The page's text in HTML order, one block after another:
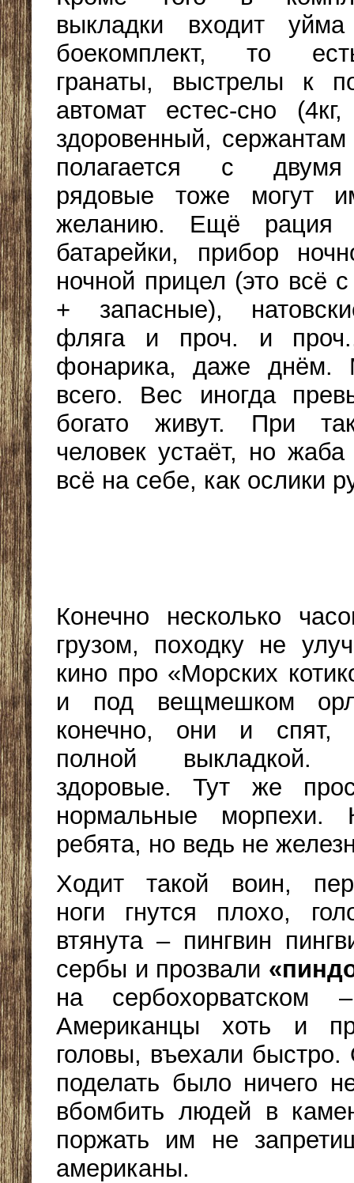
выкладки входит
боекомплект, то
гранаты, выстрелы к
автомат естес-сно
здоровенный,
полагается с
рядовые тоже могут
желанию. Ещё рация
батарейки, прибор
ночной прицел (это всё
+ запасные),
фляга и проч. и
фонарика, даже днём.
всего. Вес иногда
богато живут. При
человек устаёт, но
всё на себе, как ослики
Конечно несколько
грузом, походку не
кино про «Морских
и под вещмешком
конечно, они и спят,
полной
здоровые. Тут же
нормальные морпехи.
ребята, но ведь не
Ходит такой воин,
ноги гнутся плохо,
втянута – пингвин
сербы и прозвали
на сербохорватском
Американцы хоть и
головы, въехали
поделать было ничего
вбомбить людей в
поржать им не
американы.